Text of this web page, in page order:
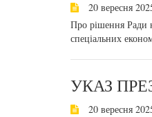
20 вересня
Про рішення Ради
спеціальних
УКАЗ
20 вересня